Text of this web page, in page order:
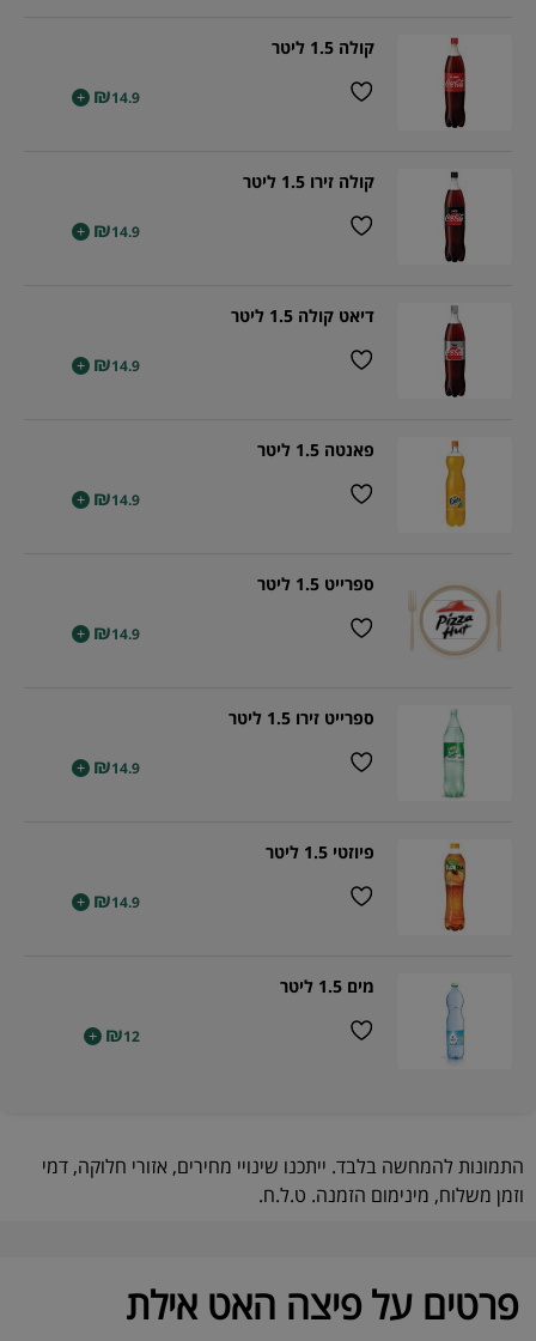
קולה 1.5 ליטר
₪14.9
+
קולה זירו 1.5 ליטר
₪14.9
+
דיאט קולה 1.5 ליטר
₪14.9
+
פאנטה 1.5 ליטר
₪14.9
+
ספרייט 1.5 ליטר
₪14.9
+
ספרייט זירו 1.5 ליטר
₪14.9
+
פיוזטי 1.5 ליטר
₪14.9
+
מים 1.5 ליטר
₪12
+
התמונות להמחשה בלבד. ייתכנו שינויי מחירים, אזורי חלוקה, דמי
וזמן משלוח, מינימום הזמנה. ט.ל.ח.
פרטים על פיצה האט אילת